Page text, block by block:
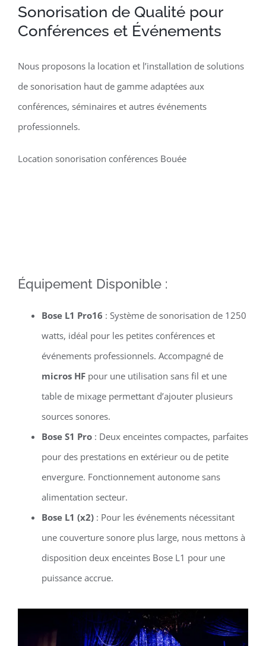
Sonorisation de Qualité pour
Conférences et Événements
Nous proposons la location et l’installation de solutions
de sonorisation haut de gamme adaptées aux
conférences, séminaires et autres événements
professionnels.
Location sonorisation conférences Bouée
Équipement Disponible :
Bose L1 Pro16 : Système de sonorisation de 1250
watts, idéal pour les petites conférences et
événements professionnels. Accompagné de
micros HFpour une utilisation sans fil et une
table de mixage permettant d’ajouter plusieurs
sources sonores.
Bose S1 Pro: Deux enceintes compactes, parfaites
pour des prestations en extérieur ou de petite
envergure. Fonctionnement autonome sans
alimentation secteur.
Bose L1 (x2): Pour les événements nécessitant
une couverture sonore plus large, nous mettons à
disposition deux enceintes Bose L1 pour une
puissance accrue.